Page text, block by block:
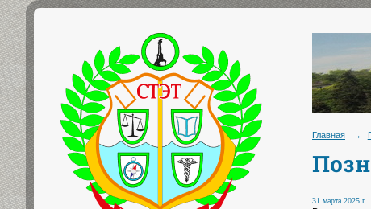
Главная →
31 марта 2025 г.